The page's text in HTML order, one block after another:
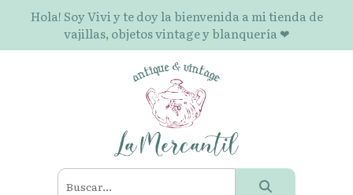
Hola! Soy Vivi y te doy la bienvenida a mi tienda de
vajillas, objetos vintage y blanquería ❤